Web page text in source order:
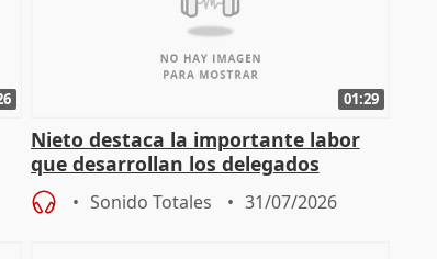
01:29
Nieto destaca la importante labor
que desarrollan los delegados
territoriales de la Junta
Sonido Totales 31/07/2026